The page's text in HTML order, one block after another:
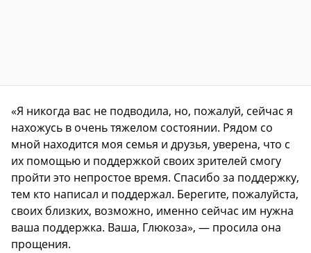
«Я никогда вас не подводила, но, пожалуй, сейчас я
нахожусь в очень тяжелом состоянии. Рядом со
мной находится моя семья и друзья, уверена, что с
их помощью и поддержкой своих зрителей смогу
пройти это непростое время. Спасибо за поддержку,
тем кто написал и поддержал. Берегите, пожалуйста,
своих близких, возможно, именно сейчас им нужна
ваша поддержка. Ваша, Глюкоза», — просила она
прощения.